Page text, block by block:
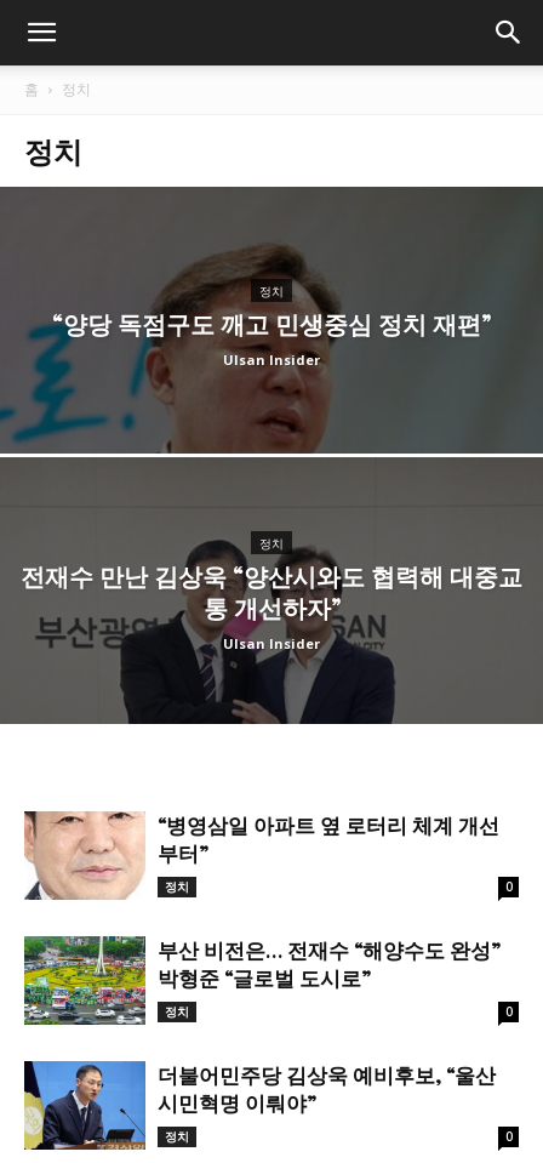
홈 정치
정치
정치
“양당 독점구도 깨고 민생중심 정치 재편”
Ulsan Insider
정치
전재수 만난 김상욱 “양산시와도 협력해 대중교
통 개선하자”
Ulsan Insider
“병영삼일 아파트 옆 로터리 체계 개선
부터”
정치 0
부산 비전은… 전재수 “해양수도 완성”
박형준 “글로벌 도시로”
정치 0
더불어민주당 김상욱 예비후보, “울산
시민혁명 이뤄야”
정치 0